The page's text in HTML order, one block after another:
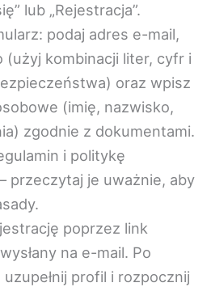
lub „Rejestracja”.
podaj adres e-mail,
(użyj kombinacji liter, cyfr i
oraz wpisz
(imię, nazwisko,
zgodnie z dokumentami.
i politykę
przeczytaj je uważnie, aby
poprzez link
na e-mail. Po
profil i rozpocznij